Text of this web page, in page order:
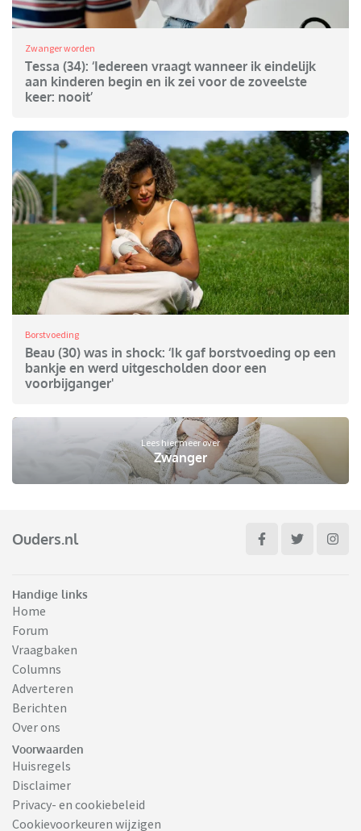
Zwanger worden
Tessa (34): ‘Iedereen vraagt wanneer ik eindelijk
aan kinderen begin en ik zei voor de zoveelste
keer: nooit’
Borstvoeding
Beau (30) was in shock: ‘Ik gaf borstvoeding op een
bankje en werd uitgescholden door een
voorbijganger'
Lees hier meer over
Zwanger
Ouders.nl
Handige links
Home
Forum
Vraagbaken
Columns
Adverteren
Berichten
Over ons
Voorwaarden
Huisregels
Disclaimer
Privacy- en cookiebeleid
Cookievoorkeuren wijzigen